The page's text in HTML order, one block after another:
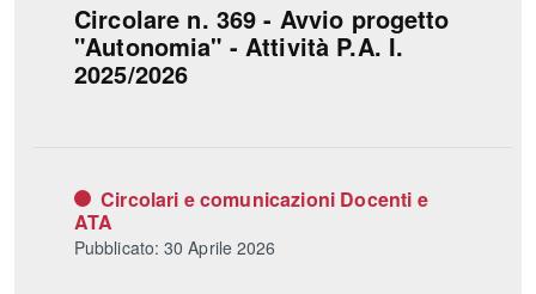
Circolare n. 369 - Avvio progetto
"Autonomia" - Attività P.A. I.
2025/2026
Circolari e comunicazioni Docenti e
ATA
Pubblicato: 30 Aprile 2026